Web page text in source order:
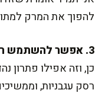
להפוך את המרק
3. אפשר להשתמש רק בעגבניות משימורים?
רסק עגבניות,